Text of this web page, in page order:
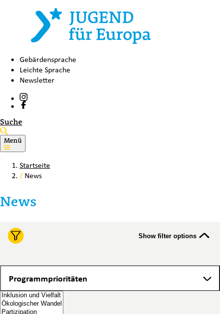
Gebärdensprache
Leichte Sprache
Newsletter
Suche
Menü
Startseite
/ News
News
Show filter options
Programmprioritäten